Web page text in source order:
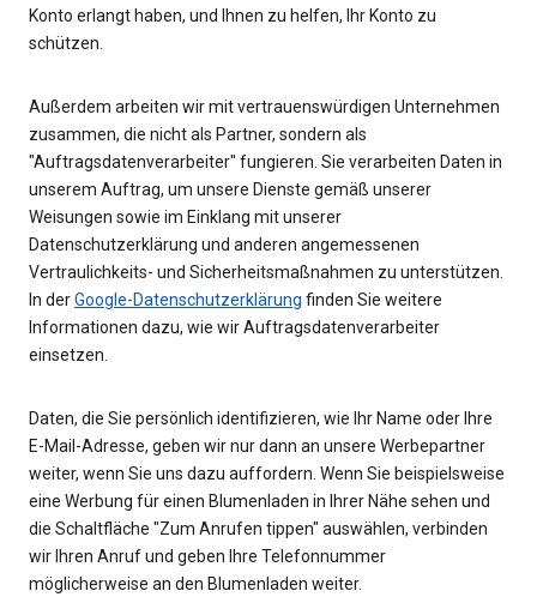
Konto erlangt haben, und Ihnen zu helfen, Ihr Konto zu
schützen.
Außerdem arbeiten wir mit vertrauenswürdigen Unternehmen
zusammen, die nicht als Partner, sondern als
"Auftragsdatenverarbeiter" fungieren. Sie verarbeiten Daten in
unserem Auftrag, um unsere Dienste gemäß unserer
Weisungen sowie im Einklang mit unserer
Datenschutzerklärung und anderen angemessenen
Vertraulichkeits- und Sicherheitsmaßnahmen zu unterstützen.
In derGoogle-Datenschutzerklärung finden Sie weitere
Informationen dazu, wie wir Auftragsdatenverarbeiter
einsetzen.
Daten, die Sie persönlich identifizieren, wie Ihr Name oder Ihre
E-Mail-Adresse, geben wir nur dann an unsere Werbepartner
weiter, wenn Sie uns dazu auffordern. Wenn Sie beispielsweise
eine Werbung für einen Blumenladen in Ihrer Nähe sehen und
die Schaltfläche "Zum Anrufen tippen" auswählen, verbinden
wir Ihren Anruf und geben Ihre Telefonnummer
möglicherweise an den Blumenladen weiter.